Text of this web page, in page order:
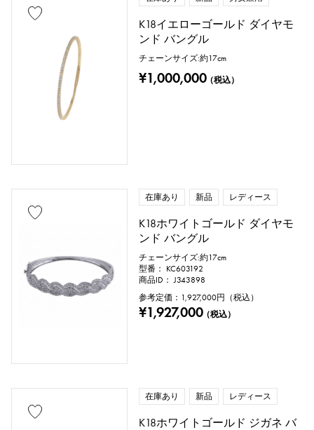
K18イエローゴールド ダイヤモ
ンド バングル
チェーンサイズ:約17cm
¥1,000,000（税込）
在庫あり 新品 レディース
K18ホワイトゴールド ダイヤモ
ンド バングル
チェーンサイズ:約17cm
型番： KC603192
商品ID： J343898
参考定価： 1,927,000円（税込）
¥1,927,000（税込）
在庫あり 新品 レディース
K18ホワイトゴールド ジガネ バ